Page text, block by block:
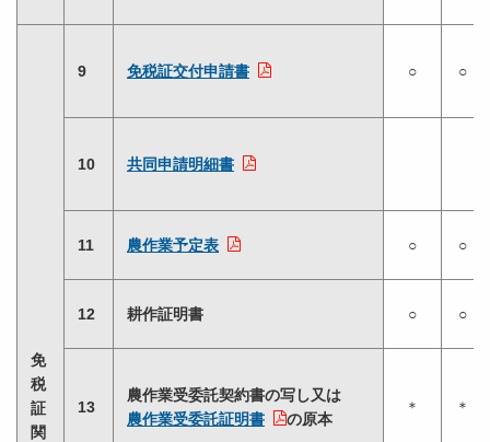
免
税
証
関
9 免税証交付申請書 ○ ○
10 共同申請明細書
11 農作業予定表 ○ ○
12 耕作証明書 ○ ○
13
農作業受委託契約書の写し又は
農作業受委託証明書
の原本
＊ ＊